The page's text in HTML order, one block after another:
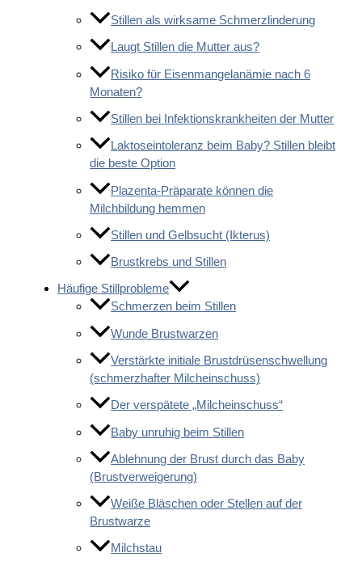
Stillen als wirksame Schmerzlinderung
Laugt Stillen die Mutter aus?
Risiko für Eisenmangelanämie nach 6
Monaten?
Stillen bei Infektionskrankheiten der Mutter
Laktoseintoleranz beim Baby? Stillen bleibt
die beste Option
Plazenta-Präparate können die
Milchbildung hemmen
Stillen und Gelbsucht (Ikterus)
Brustkrebs und Stillen
Häufige Stillprobleme
Schmerzen beim Stillen
Wunde Brustwarzen
Verstärkte initiale Brustdrüsenschwellung
(schmerzhafter Milcheinschuss)
Der verspätete „Milcheinschuss“
Baby unruhig beim Stillen
Ablehnung der Brust durch das Baby
(Brustverweigerung)
Weiße Bläschen oder Stellen auf der
Brustwarze
Milchstau